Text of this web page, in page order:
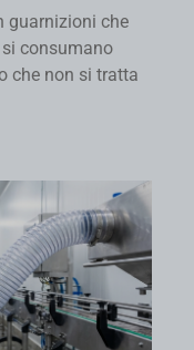
guarnizioni che
consumano
che non si tratta